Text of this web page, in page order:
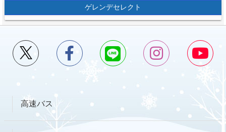
ゲレンデセレクト
高速バス